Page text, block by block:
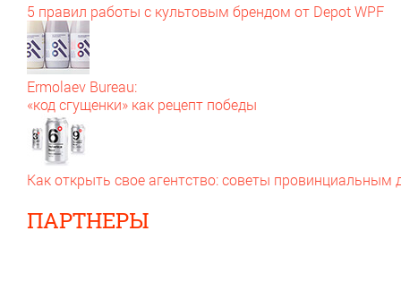
5 правил работы с культовым брендом от Depot WPF
Ermolaev Bureau:
«код сгущенки» как рецепт победы
Как открыть свое агентство: советы провинциальным
ПАРТНЕРЫ